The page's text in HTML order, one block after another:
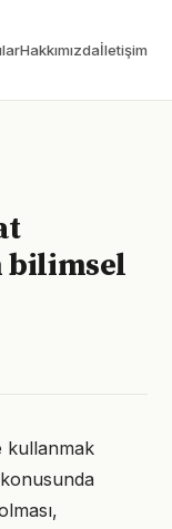
Hakkımızdaİletişim
bilimsel
kullanmak